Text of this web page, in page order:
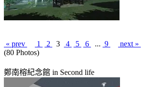
« prev 1 2 3 4 5 6 ... 9
next »
(80 Photos)
鄭南榕紀念館 in Second life